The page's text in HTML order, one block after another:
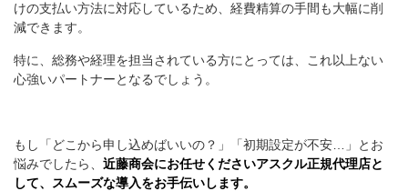
けの支払い方法に対応しているため、経費精算の手間も大幅に削
減できます。
特に、総務や経理を担当されている方にとっては、これ以上ない
心強いパートナーとなるでしょう。
もし「どこから申し込めばいいの？」「初期設定が不安…」とお
悩みでしたら、 近藤商会にお任せくださいアスクル正規代理店と
して、スムーズな導入をお手伝いします。